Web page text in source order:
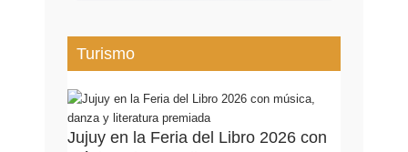
Turismo
Jujuy en la Feria del Libro 2026 con